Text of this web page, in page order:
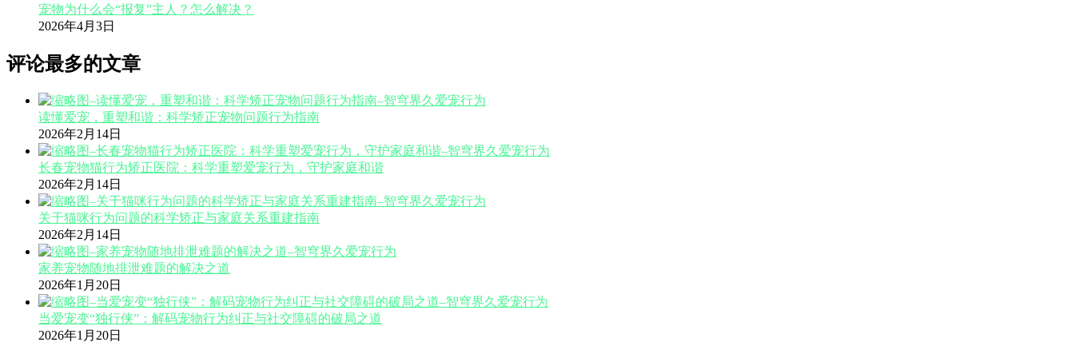
宠物为什么会“报复”主人？怎么解决？
2026年4月3日
评论最多的文章
读懂爱宠，重塑和谐：科学矫正宠物问题行为指南
2026年2月14日
长春宠物猫行为矫正医院：科学重塑爱宠行为，守护家庭和谐
2026年2月14日
关于猫咪行为问题的科学矫正与家庭关系重建指南
2026年2月14日
家养宠物随地排泄难题的解决之道
2026年1月20日
当爱宠变“独行侠”：解码宠物行为纠正与社交障碍的破局之道
2026年1月20日